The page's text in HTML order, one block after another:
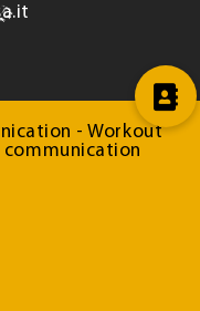
- Workout
communication